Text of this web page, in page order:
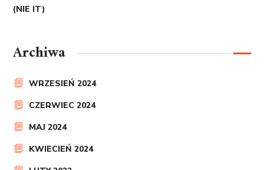
(NIE IT)
Archiwa
WRZESIEŃ 2024
CZERWIEC 2024
MAJ 2024
KWIECIEŃ 2024